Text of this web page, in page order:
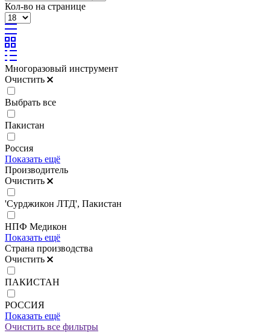
Кол-во на странице
Многоразовый инструмент
Очистить
Выбрать все
Пакистан
Россия
Показать ещё
Производитель
Очистить
'Сурджикон ЛТД', Пакистан
НПФ Медикон
Показать ещё
Страна производства
Очистить
ПАКИСТАН
РОССИЯ
Показать ещё
Очистить все фильтры